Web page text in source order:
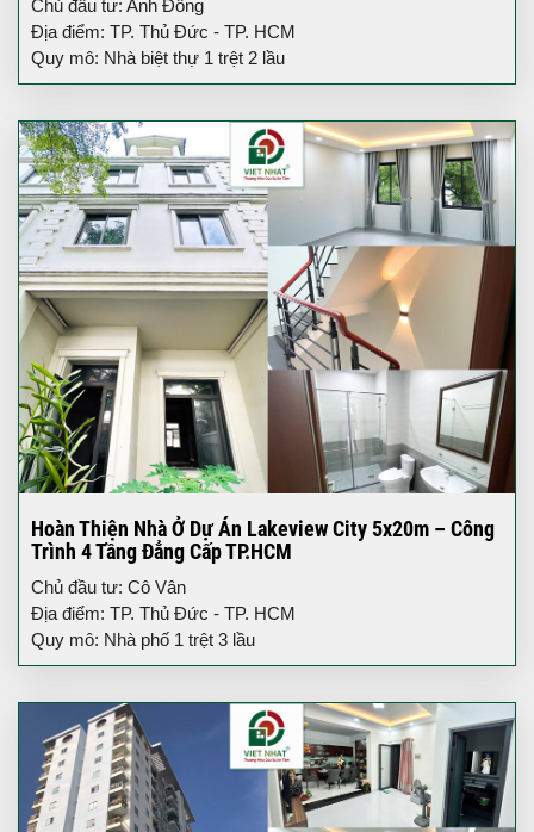
Chủ đầu tư: Anh Đông
Địa điểm: TP. Thủ Đức - TP. HCM
Quy mô: Nhà biệt thự 1 trệt 2 lầu
Hoàn Thiện Nhà Ở Dự Án Lakeview City 5x20m – Công
Trình 4 Tầng Đẳng Cấp TP.HCM
Chủ đầu tư: Cô Vân
Địa điểm: TP. Thủ Đức - TP. HCM
Quy mô: Nhà phố 1 trệt 3 lầu